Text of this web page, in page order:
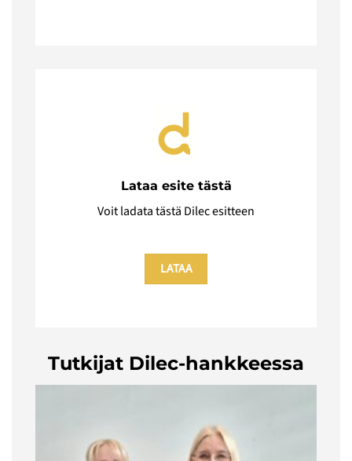
Lataa esite tästä
Voit ladata tästä Dilec esitteen
LATAA
Tutkijat Dilec-hankkeessa